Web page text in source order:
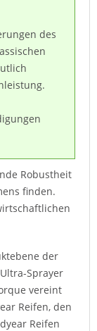
des
Robustheit
finden.
der
Sprayer
vereint
Reifen, den
Reifen